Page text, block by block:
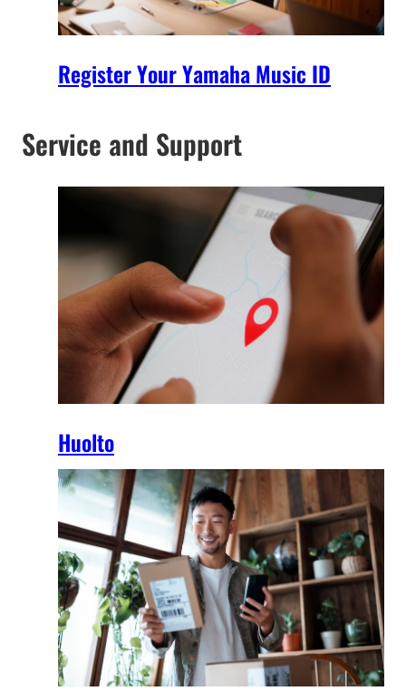
Register Your Yamaha Music ID
Service and Support
Huolto